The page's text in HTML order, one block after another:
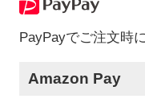
PayPayでご注文時
Amazon Pay